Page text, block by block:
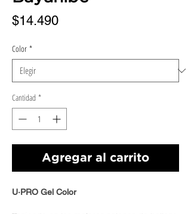
$14.490Precio
Color *
Cantidad *
Agregar al carrito
U·PRO Gel Color